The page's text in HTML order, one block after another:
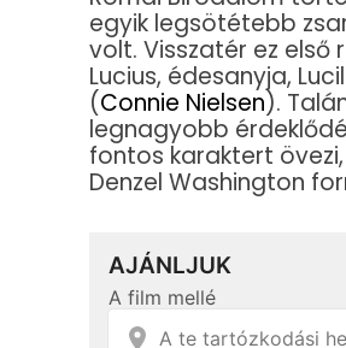
egyik legsötétebb
volt. Visszatér ez első
Lucius, édesanyja,
(Connie Nielsen).
legnagyobb
fontos karaktert
Denzel Washington